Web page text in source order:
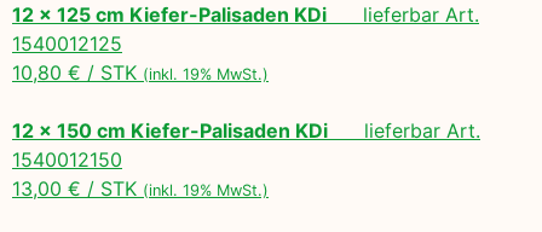
12 x 125 cm Kiefer-Palisaden KDi lieferbar Art.
1540012125
10,80 € / STK (inkl. 19% MwSt.)
12 x 150 cm Kiefer-Palisaden KDi lieferbar Art.
1540012150
13,00 € / STK (inkl. 19% MwSt.)